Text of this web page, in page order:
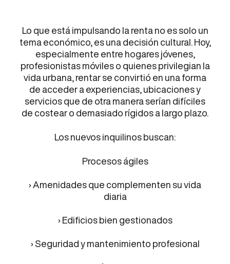
Lo que está impulsando la renta no es solo un
tema económico, es una decisión cultural. Hoy,
especialmente entre hogares jóvenes,
profesionistas móviles o quienes privilegian la
vida urbana, rentar se convirtió en una forma
de acceder a experiencias, ubicaciones y
servicios que de otra manera serían difíciles
de costear o demasiado rígidos a largo plazo.
Los nuevos inquilinos buscan:
Procesos ágiles
› Amenidades que complementen su vida
diaria
› Edificios bien gestionados
› Seguridad y mantenimiento profesional